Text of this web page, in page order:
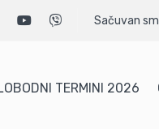
Sačuvan
TERMINI 2026